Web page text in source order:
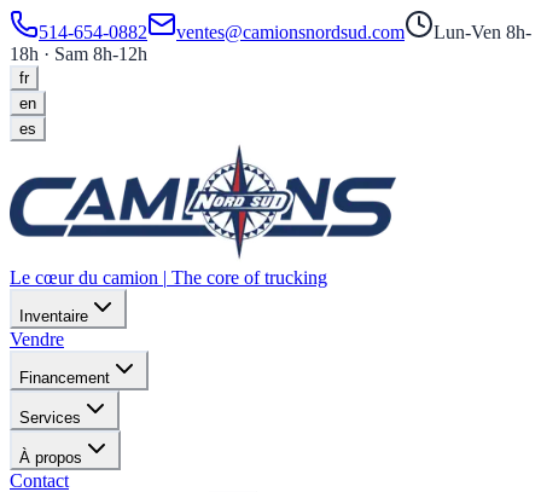
514-654-0882 ventes@camionsnordsud.com
Lun-Ven 8h-
18h · Sam 8h-12h
fr
en
es
Le cœur du camion | The core of trucking
Inventaire
Vendre
Financement
Services
À propos
Contact